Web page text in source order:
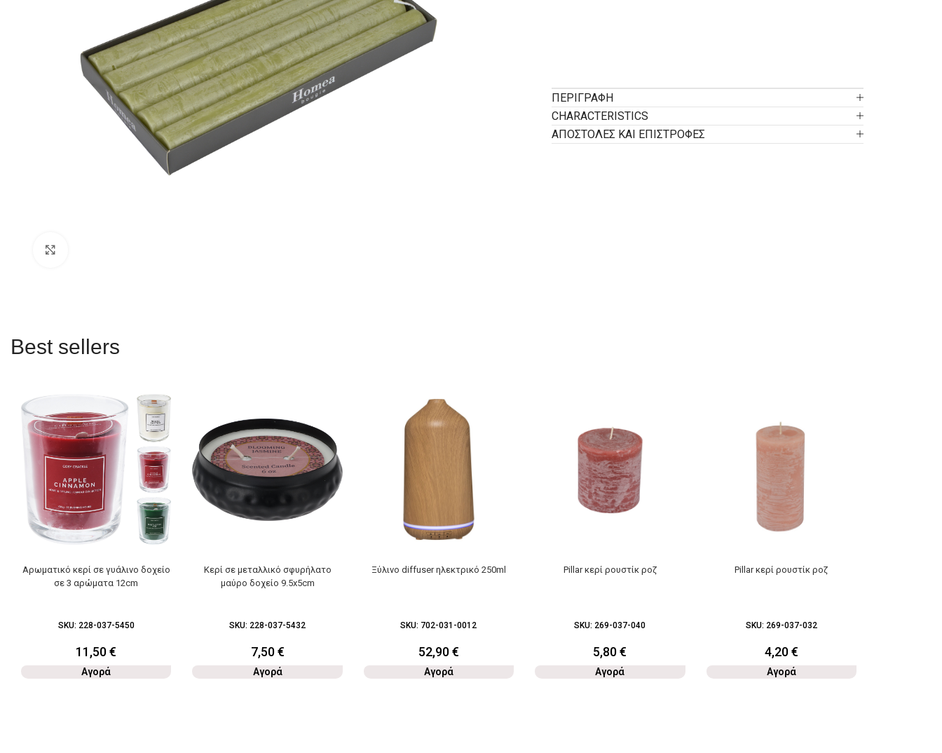
ΠΕΡΙΓΡΑΦΉ
CHARACTERISTICS
ΑΠΟΣΤΟΛΕΣ ΚΑΙ ΕΠΙΣΤΡΟΦΕΣ
Best sellers
Αρωματικό κερί σε γυάλινο δοχείο
σε 3 αρώματα 12cm
SKU: 228-037-5450
11,50€
Αγορά
Κερί σε μεταλλικό σφυρήλατο
μαύρο δοχείο 9.5x5cm
SKU: 228-037-5432
7,50€
Αγορά
Ξύλινο diffuser ηλεκτρικό 250ml
SKU: 702-031-0012
52,90€
Αγορά
Pillar κερί ρουστίκ ροζ
SKU: 269-037-040
5,80€
Αγορά
Pillar κερί ρουστίκ ροζ
SKU: 269-037-032
4,20€
Αγορά